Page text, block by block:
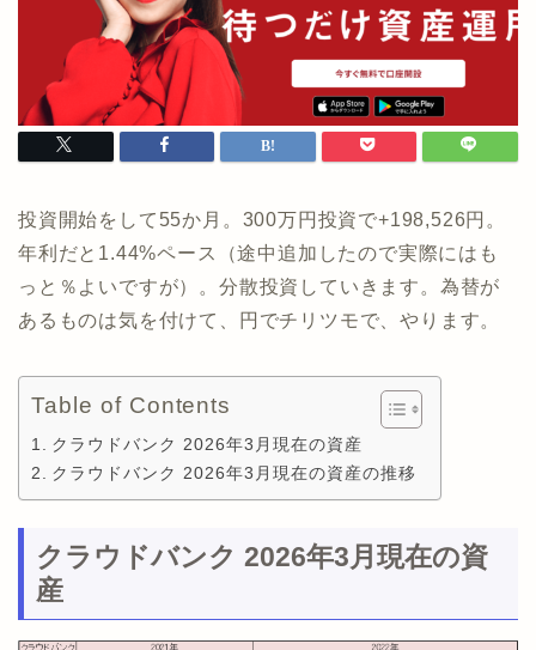
投資開始をして55か月。300万円投資で+198,526円。
年利だと1.44%ペース（途中追加したので実際にはも
っと％よいですが）。分散投資していきます。為替が
あるものは気を付けて、円でチリツモで、やります。
Table of Contents
クラウドバンク 2026年3月現在の資産
クラウドバンク 2026年3月現在の資産の推移
クラウドバンク 2026年3月現在の資
産